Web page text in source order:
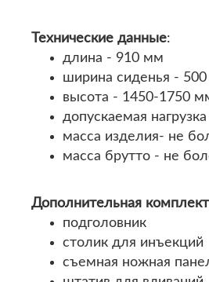
Технические данные:
длина - 910 мм
ширина сиденья -
высота - 1450-1750
допускаемая
масса изделия- не
масса брутто - не
Дополнительная
подголовник
столик для инъекций
съемная ножная